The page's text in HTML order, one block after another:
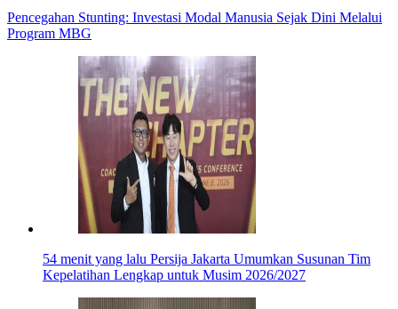
Pencegahan Stunting: Investasi Modal Manusia Sejak Dini Melalui
Program MBG
54 menit yang lalu Persija Jakarta Umumkan Susunan Tim
Kepelatihan Lengkap untuk Musim 2026/2027